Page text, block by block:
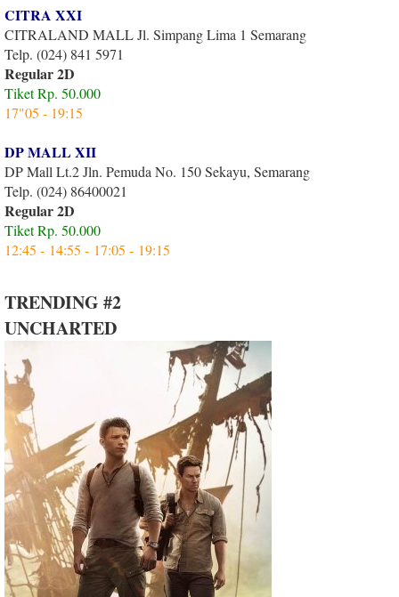
CITRA XXI
CITRALAND MALL Jl. Simpang Lima 1 Semarang
Telp. (024) 841 5971
Regular 2D
Tiket Rp. 50.000
17"05 - 19:15
DP MALL XII
DP Mall Lt.2 Jln. Pemuda No. 150 Sekayu, Semarang
Telp. (024) 86400021
Regular 2D
Tiket Rp. 50.000
12:45 - 14:55 - 17:05 - 19:15
TRENDING #2
UNCHARTED